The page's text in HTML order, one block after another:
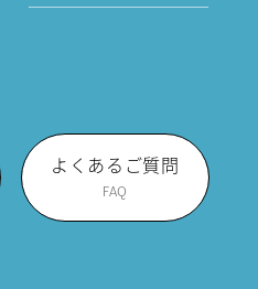
よくあるご質問
FAQ